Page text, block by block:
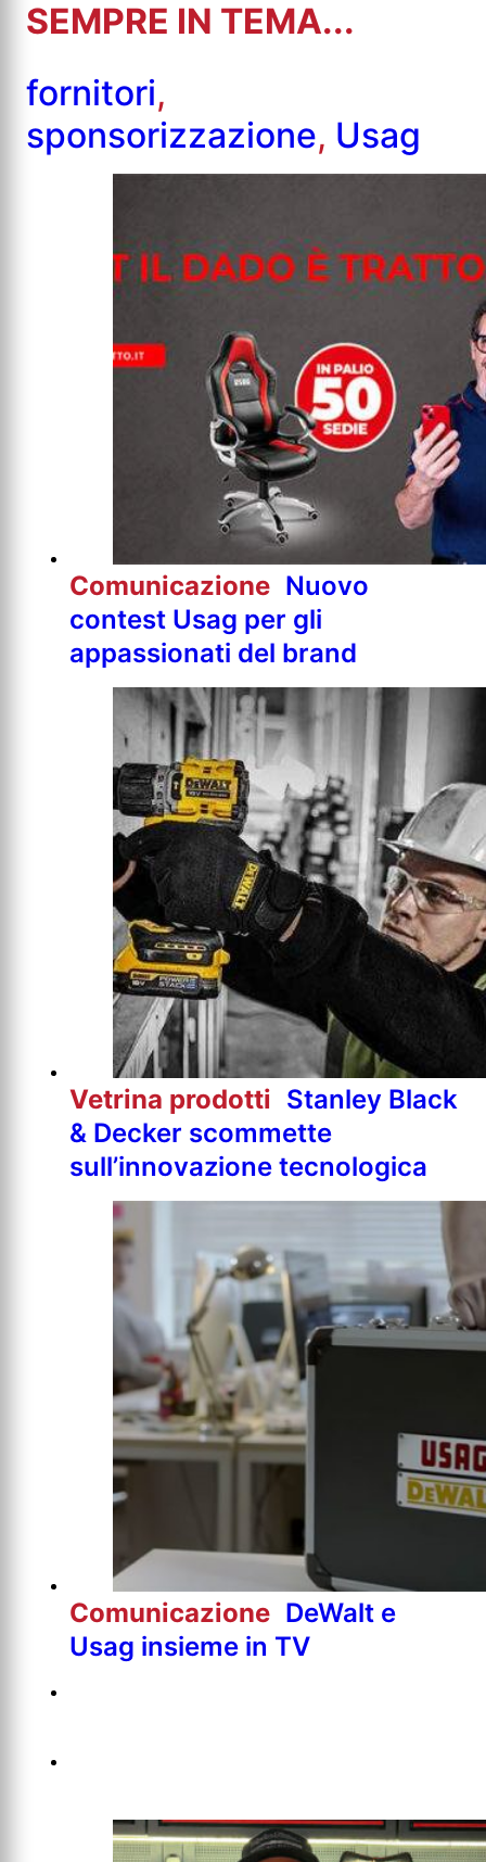
SEMPRE IN TEMA...
fornitori,
sponsorizzazione, Usag
Comunicazione Nuovo
contest Usag per gli
appassionati del brand
Vetrina prodotti Stanley Black
& Decker scommette
sull’innovazione tecnologica
Comunicazione DeWalt e
Usag insieme in TV